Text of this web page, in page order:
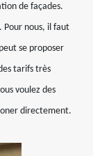
de façades.
Pour nous, il faut
se proposer
tarifs très
voulez des
directement.